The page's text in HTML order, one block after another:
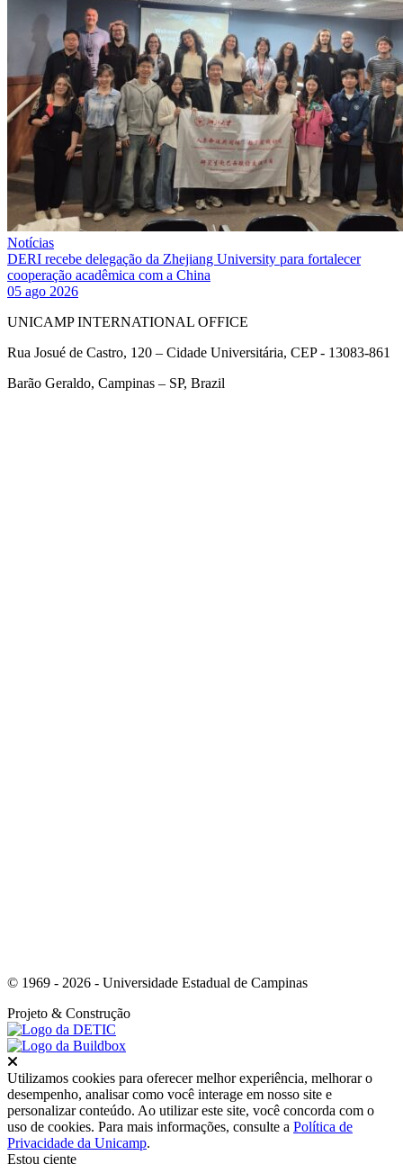
Notícias
DERI recebe delegação da Zhejiang University para fortalecer
cooperação acadêmica com a China
05 ago 2026
UNICAMP INTERNATIONAL OFFICE
Rua Josué de Castro, 120 – Cidade Universitária, CEP - 13083-861
Barão Geraldo, Campinas – SP, Brazil
© 1969 - 2026 - Universidade Estadual de Campinas
Projeto & Construção
Utilizamos cookies para oferecer melhor experiência, melhorar o
desempenho, analisar como você interage em nosso site e
personalizar conteúdo. Ao utilizar este site, você concorda com o
uso de cookies. Para mais informações, consulte a Política de
Privacidade da Unicamp.
Estou ciente